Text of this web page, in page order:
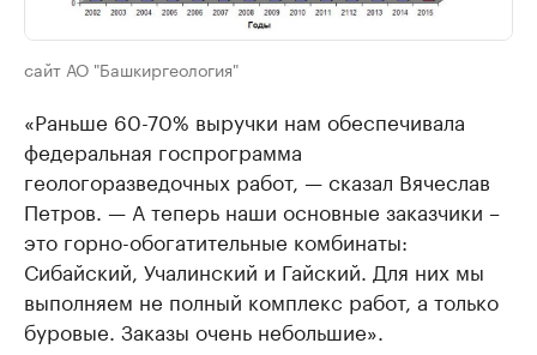
сайт АО "Башкиргеология"
«Раньше 60-70% выручки нам обеспечивала
федеральная госпрограмма
геологоразведочных работ, — сказал Вячеслав
Петров. — А теперь наши основные заказчики –
это горно-обогатительные комбинаты:
Сибайский, Учалинский и Гайский. Для них мы
выполняем не полный комплекс работ, а только
буровые. Заказы очень небольшие».